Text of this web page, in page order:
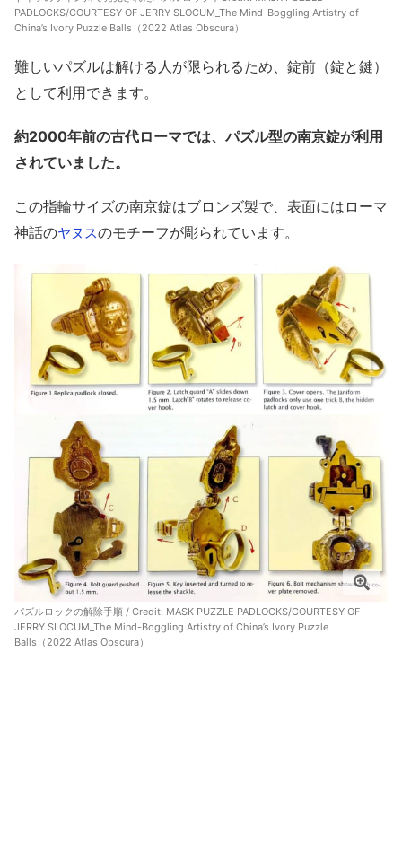
PADLOCKS/COURTESY OF JERRY SLOCUM_The Mind-Boggling Artistry of
China’s Ivory Puzzle Balls（2022 Atlas Obscura）
難しいパズルは解ける人が限られるため、錠前（錠と鍵）
として利用できます。
約2000年前の古代ローマでは、パズル型の南京錠が利用
されていました。
この指輪サイズの南京錠はブロンズ製で、表面にはローマ
神話のヤヌスのモチーフが彫られています。
パズルロックの解除手順 / Credit: MASK PUZZLE PADLOCKS/COURTESY OF
JERRY SLOCUM_The Mind-Boggling Artistry of China’s Ivory Puzzle
Balls（2022 Atlas Obscura）